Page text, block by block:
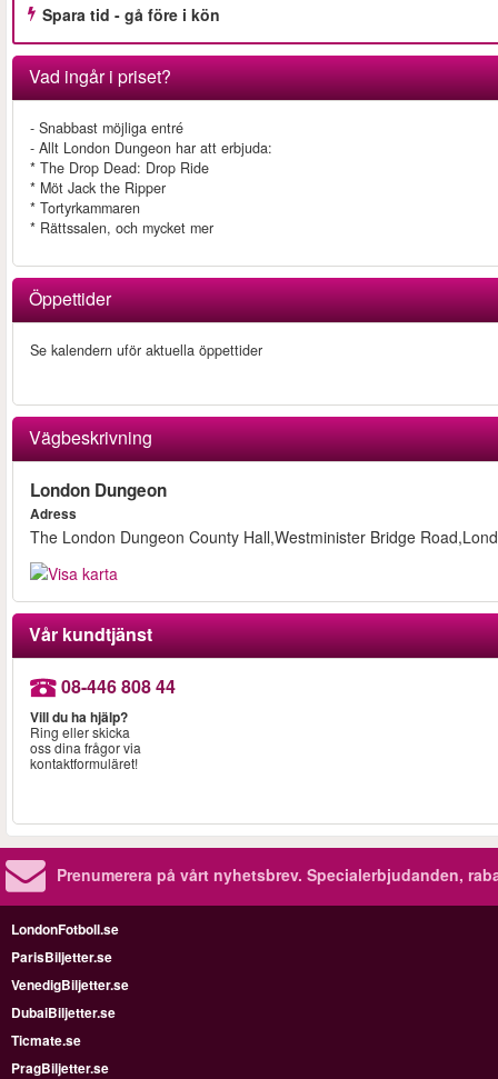
Spara tid - gå före i kön
Vad ingår i priset?
- Snabbast möjliga entré
- Allt London Dungeon har att erbjuda:
* The Drop Dead: Drop Ride
* Möt Jack the Ripper
* Tortyrkammaren
* Rättssalen, och mycket mer
Öppettider
Se kalendern uför aktuella öppettider
Vägbeskrivning
London Dungeon
Adress
The London Dungeon County Hall,Westminister Bridge
Vår kundtjänst
08-446 808 44
Vill du ha hjälp?
Ring eller skicka
oss dina frågor via
kontaktformuläret!
Prenumerera på vårt nyhetsbrev. Specialerbjudanden,
LondonFotboll.se
ParisBiljetter.se
VenedigBiljetter.se
DubaiBiljetter.se
Ticmate.se
PragBiljetter.se